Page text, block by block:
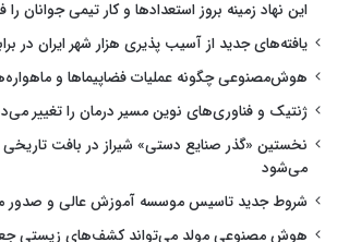
این نهاد زمینه بروز استعدادها و کار تیمی جوانان را
یافته‌های جدید از آسیب پذیری هزار شهر ایران در
هوش‌مصنوعی چگونه عملیات فضاپیماها و
ژنتیک و فناوری‌های نوین مسیر درمان را تغییر
نخستین «گذر صنایع دستی» شیراز در بافت تاریخی
می‌شود
شروط جدید تاسیس موسسه آموزش عالی و صدور
هوش مصنوعی مولد می‌تواند کشف‌های زیستی